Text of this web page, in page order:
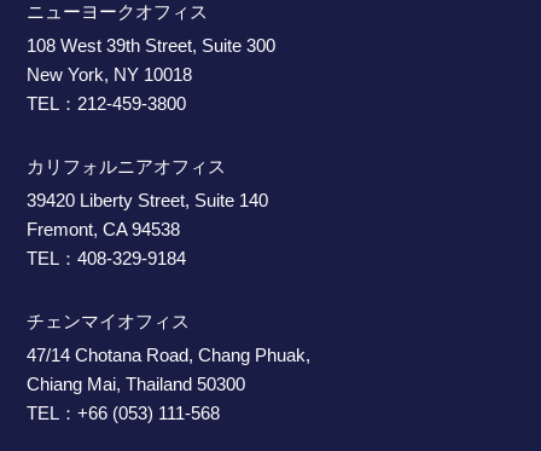
ニューヨークオフィス
108 West 39th Street, Suite 300
New York, NY 10018
TEL：212-459-3800
カリフォルニアオフィス
39420 Liberty Street, Suite 140
Fremont, CA 94538
TEL：408-329-9184
チェンマイオフィス
47/14 Chotana Road, Chang Phuak,
Chiang Mai, Thailand 50300
TEL：+66 (053) 111-568